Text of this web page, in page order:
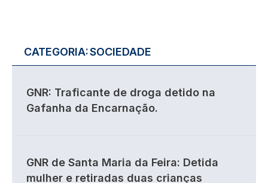
CATEGORIA:SOCIEDADE
GNR: Traficante de droga detido na
Gafanha da Encarnação.
GNR de Santa Maria da Feira: Detida
mulher e retiradas duas crianças